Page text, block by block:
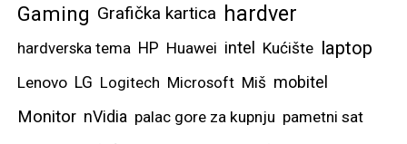
Gaming Grafička kartica hardver
hardverska tema HP Huawei intel Kućište laptop
Lenovo LG Logitech Microsoft Miš mobitel
Monitor nVidia palac gore za kupnju pametni sat